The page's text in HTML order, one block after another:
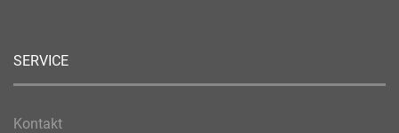
SERVICE
Kontakt